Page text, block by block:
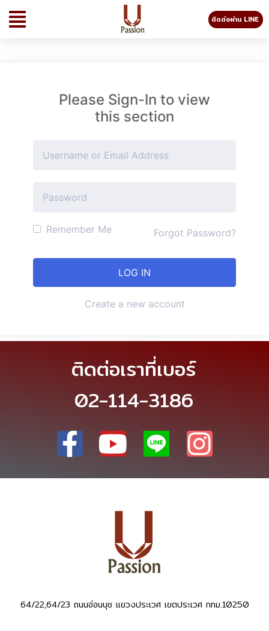
ติดต่อผ่าน LINE
Please Sign-In to view
this section
Remember Me Forgot Password?
Create a new account
ติดต่อเราที่เบอร์
02-114-3186
64/22,64/23 ถนนอ่อนนุช แขวงประเวศ เขตประเวศ กทม.10250